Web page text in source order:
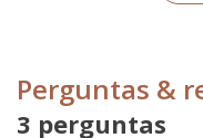
Perguntas &
3 perguntas